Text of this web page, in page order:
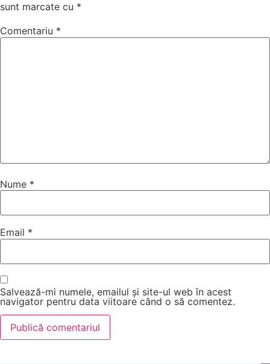
sunt marcate cu *
Comentariu *
Nume *
Email *
Salvează-mi numele, emailul și site-ul web în acest
navigator pentru data viitoare când o să comentez.